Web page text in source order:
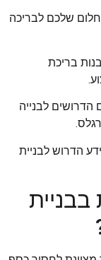
שלכם לבריכה
בריכת
הדרושים לבנייה
הדרוש לבניית